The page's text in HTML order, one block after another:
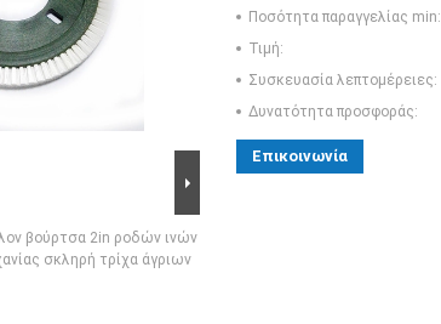
βούρτσα 2in ροδών ινών
σκληρή τρίχα άγριων
Ποσότητα παραγγελίας min:
Τιμή:
Συσκευασία λεπτομέρειες:
Δυνατότητα προσφοράς:
Επικοινωνία